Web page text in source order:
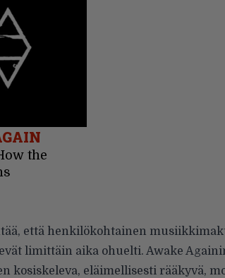
the
että henkilökohtainen
limittäin aika ohuelti. Awake
kosiskeleva, eläimellisesti rääkyvä,